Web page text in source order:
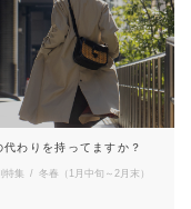
代わりを持ってますか？
特集 冬春（1月中旬～2月末）